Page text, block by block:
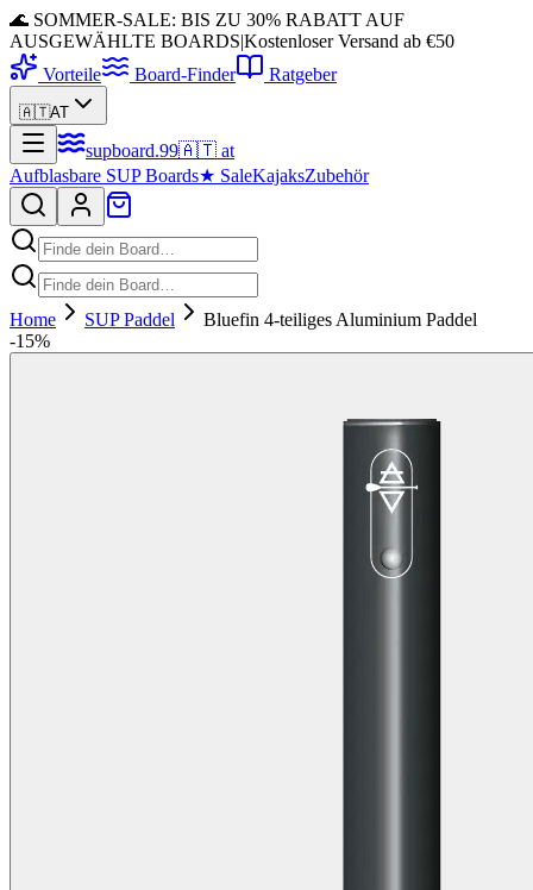
🌊 SOMMER-SALE: BIS ZU 30% RABATT AUF
AUSGEWÄHLTE BOARDS|Kostenloser Versand ab €50
Vorteile
Board-Finder Ratgeber
🇦🇹AT
supboard.99🇦🇹 at
Aufblasbare SUP Boards★ SaleKajaksZubehör
Home SUP Paddel
Bluefin 4-teiliges Aluminium Paddel
-15%